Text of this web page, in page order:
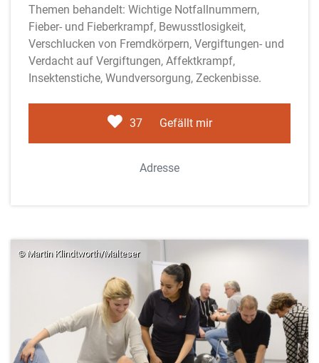
Themen behandelt: Wichtige Notfallnummern,
Fieber- und Fieberkrampf, Bewusstlosigkeit,
Verschlucken von Fremdkörpern, Vergiftungen- und
Verdacht auf Vergiftungen, Affektkrampf,
Insektenstiche, Wundversorgung, Zeckenbisse.
37 Gefällt mir
Adresse
© Martin Klindtworth/Malteser